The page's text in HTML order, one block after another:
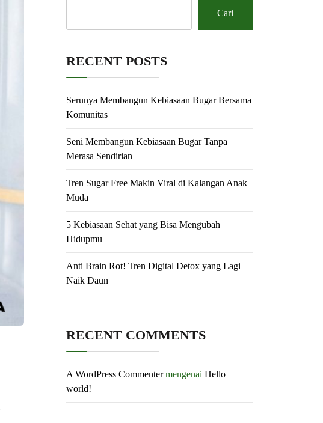
Cari
RECENT POSTS
Serunya Membangun Kebiasaan Bugar Bersama
Komunitas
Seni Membangun Kebiasaan Bugar Tanpa
Merasa Sendirian
Tren Sugar Free Makin Viral di Kalangan Anak
Muda
5 Kebiasaan Sehat yang Bisa Mengubah
Hidupmu
Anti Brain Rot! Tren Digital Detox yang Lagi
Naik Daun
RECENT COMMENTS
A WordPress Commentermengenai Hello
world!